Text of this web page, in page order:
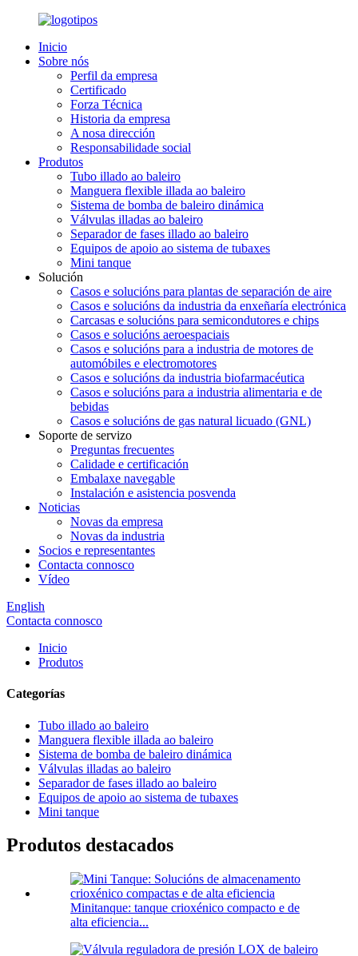
Inicio
Sobre nós
Perfil da empresa
Certificado
Forza Técnica
Historia da empresa
A nosa dirección
Responsabilidade social
Produtos
Tubo illado ao baleiro
Manguera flexible illada ao baleiro
Sistema de bomba de baleiro dinámica
Válvulas illadas ao baleiro
Separador de fases illado ao baleiro
Equipos de apoio ao sistema de tubaxes
Mini tanque
Solución
Casos e solucións para plantas de separación de aire
Casos e solucións da industria da enxeñaría electrónica
Carcasas e solucións para semicondutores e chips
Casos e solucións aeroespaciais
Casos e solucións para a industria de motores de
automóbiles e electromotores
Casos e solucións da industria biofarmacéutica
Casos e solucións para a industria alimentaria e de
bebidas
Casos e solucións de gas natural licuado (GNL)
Soporte de servizo
Preguntas frecuentes
Calidade e certificación
Embalaxe navegable
Instalación e asistencia posvenda
Noticias
Novas da empresa
Novas da industria
Socios e representantes
Contacta connosco
Vídeo
English
Contacta connosco
Inicio
Produtos
Categorías
Tubo illado ao baleiro
Manguera flexible illada ao baleiro
Sistema de bomba de baleiro dinámica
Válvulas illadas ao baleiro
Separador de fases illado ao baleiro
Equipos de apoio ao sistema de tubaxes
Mini tanque
Produtos destacados
Minitanque: tanque crioxénico compacto e de
alta eficiencia...